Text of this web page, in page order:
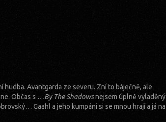
hudba. Avantgarda ze severu. Zní to báječně, ale
Občas s …By The Shadowsnejsem úplně vyladěný
Gaahl a jeho kumpáni si se mnou hrají a já na